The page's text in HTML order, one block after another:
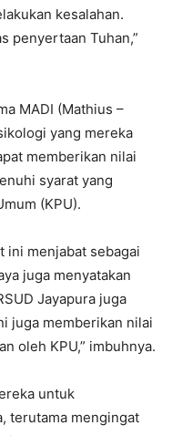
kesalahan.
penyertaan Tuhan,”
MADI (Mathius –
yang mereka
memberikan nilai
syarat yang
(KPU).
ini menjabat sebagai
juga menyatakan
Jayapura juga
juga memberikan nilai
oleh KPU,” imbuhnya.
untuk
terutama mengingat